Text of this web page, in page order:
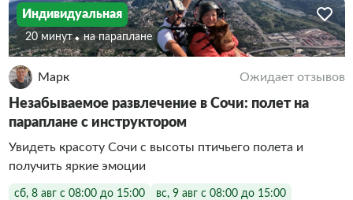
Индивидуальная
20 минут На параплане
Марк Ожидает отзывов
Незабываемое развлечение в Сочи: полет на
параплане с инструктором
Увидеть красоту Сочи с высоты птичьего полета и
получить яркие эмоции
сб, 8 авг с 08:00 до 15:00 вс, 9 авг с 08:00 до 15:00